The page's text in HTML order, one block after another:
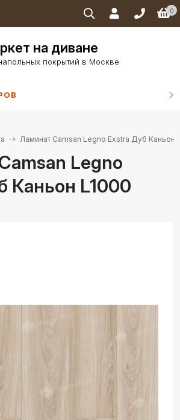
0
на диване
покрытий в Москве
Ламинат Camsan Legno Exstra Дуб Каньон
Legno
Каньон L1000